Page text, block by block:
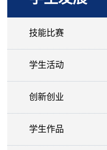
技能比赛
学生活动
创新创业
学生作品